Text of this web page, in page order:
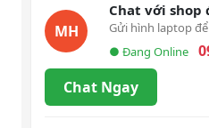
MH
Chat với shop
Gửi hình laptop
● Đang Online
Chat Ngay